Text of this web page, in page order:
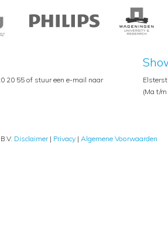
20 55 of stuur een e-mail naar
(Ma t/
Disclaimer| Privacy | Algemene Voorwaarden